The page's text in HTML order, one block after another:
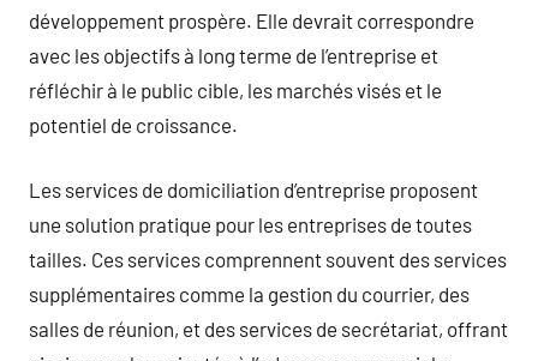
développement prospère. Elle devrait correspondre
avec les objectifs à long terme de l’entreprise et
réfléchir à le public cible, les marchés visés et le
potentiel de croissance.
Les services de domiciliation d’entreprise proposent
une solution pratique pour les entreprises de toutes
tailles. Ces services comprennent souvent des services
supplémentaires comme la gestion du courrier, des
salles de réunion, et des services de secrétariat, offrant